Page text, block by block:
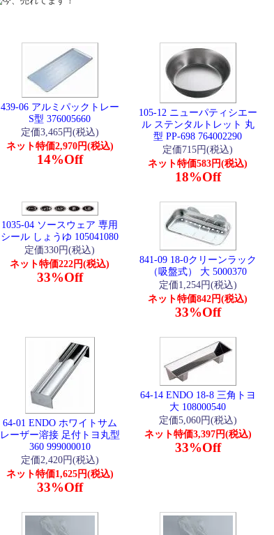
439-06 アルミパックトレー
S型 376005660
定価3,465円(税込)
ネット特価2,970円(税込)
14%Off
105-12 ニューパティシエー
ル ステンタルトレット 丸
型 PP-698 764002290
定価715円(税込)
ネット特価583円(税込)
18%Off
1035-04 ソースウェア 専用
シール しょうゆ 105041080
定価330円(税込)
ネット特価222円(税込)
33%Off
841-09 18-0クリーンラック
（吸盤式） 大 5000370
定価1,254円(税込)
ネット特価842円(税込)
33%Off
64-01 ENDO ホワイトサム
レーザー溶接 足付トヨ丸型
360 999000010
定価2,420円(税込)
ネット特価1,625円(税込)
33%Off
64-14 ENDO 18-8 三角トヨ
大 108000540
定価5,060円(税込)
ネット特価3,397円(税込)
33%Off